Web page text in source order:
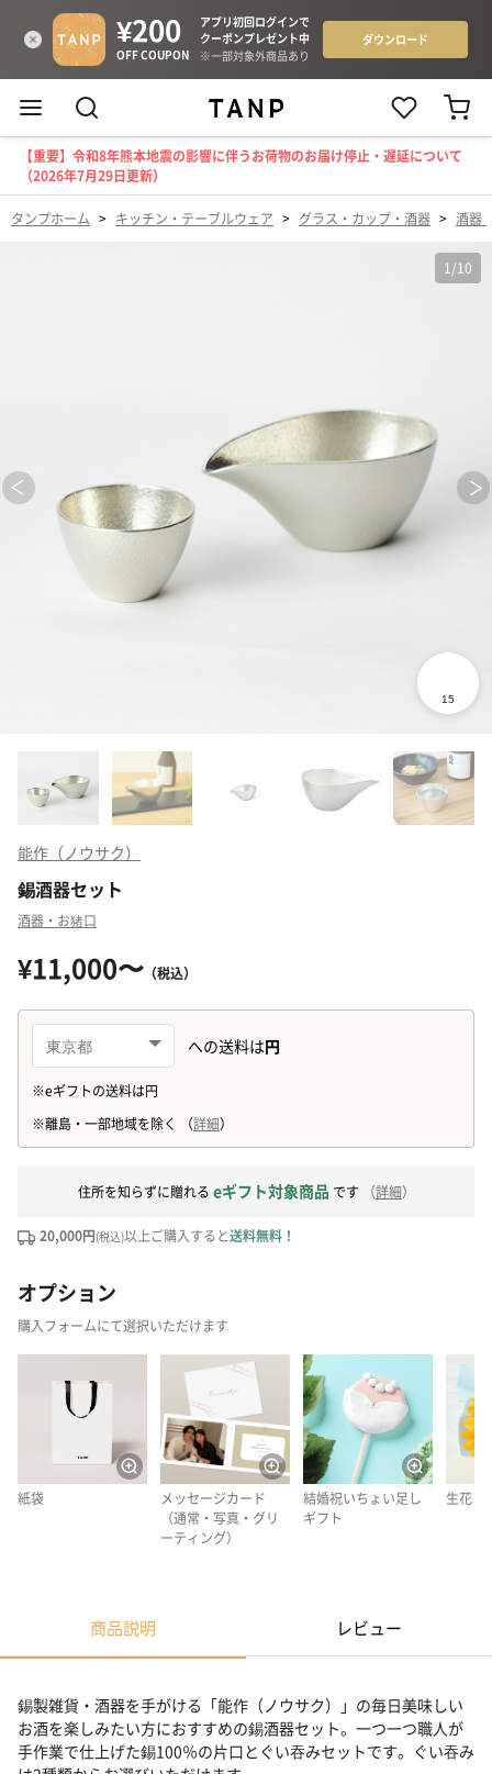
【重要】令和8年熊本地震の影響に伴うお荷物のお届け停止・遅延について
（2026年7月29日更新）
タンプホーム > キッチン・テーブルウェア > グラス・カップ・酒器 > 酒器
1 /10
能作（ノウサク）
錫酒器セット
酒器・お猪口
¥11,000〜 （税込）
住所を知らずに贈れる eギフト対象商品 です （詳細）
20,000円(税込)以上ご購入すると送料無料！
オプション
購入フォームにて選択いただけます
紙袋
メッセージカード
（通常・写真・グリ
ーティング）
結婚祝いちょい足し
ギフト
生花
商品説明 レビュー
錫製雑貨・酒器を手がける「能作（ノウサク）」の毎日美味しい
お酒を楽しみたい方におすすめの錫酒器セット。一つ一つ職人が
手作業で仕上げた錫100％の片口とぐい吞みセットです。ぐい吞み